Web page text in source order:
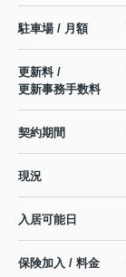
駐車場 / 月額
更新料 /
更新事務手数料
契約期間
現況
入居可能日
保険加入 / 料金